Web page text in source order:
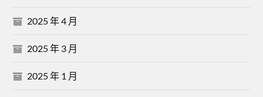
2025 年 4 月
2025 年 3 月
2025 年 1 月